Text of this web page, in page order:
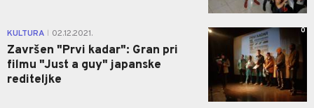
KULTURA 02.12.2021.
Završen "Prvi kadar": Gran pri
filmu "Just a guy" japanske
rediteljke
0